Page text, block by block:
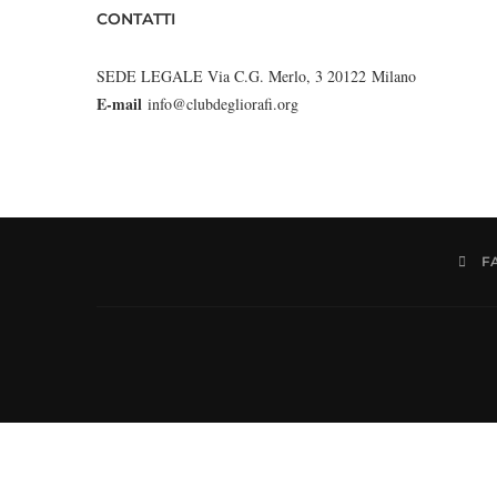
CONTATTI
SEDE LEGALE Via C.G. Merlo, 3 20122 Milano
E-mail info@clubdegliorafi.org